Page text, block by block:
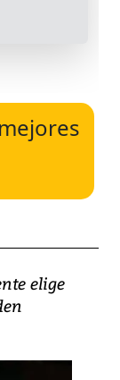
elige